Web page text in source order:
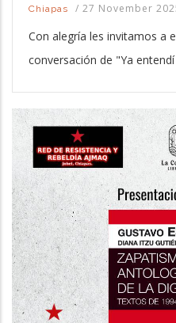
Chiapas / 27 November
Con alegría les invitamos a
conversación de "Ya